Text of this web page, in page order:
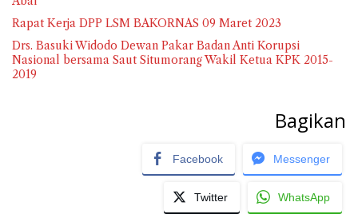
Rapat Kerja DPP LSM BAKORNAS 09 Maret 2023
Drs. Basuki Widodo Dewan Pakar Badan Anti Korupsi
Nasional bersama Saut Situmorang Wakil Ketua KPK 2015-
2019
Bagikan
Facebook Messenger
Twitter WhatsApp